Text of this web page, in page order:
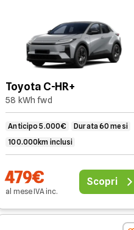
Toyota C-HR+
58 kWh fwd
Anticipo 5.000€
Durata 60 mesi
100.000km inclusi
479€
al meseIVAinc.
Scopri